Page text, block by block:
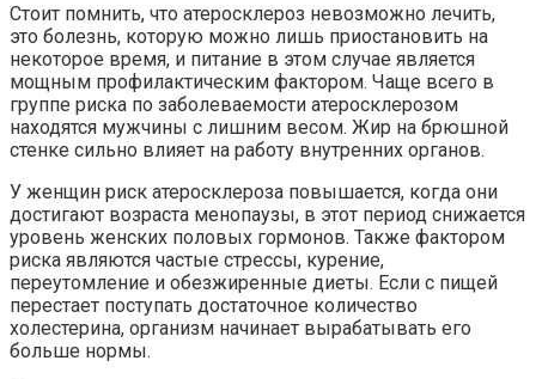
Стоит помнить, что атеросклероз невозможно лечить,
это болезнь, которую можно лишь приостановить на
некоторое время, и питание в этом случае является
мощным профилактическим фактором. Чаще всего в
группе риска по заболеваемости атеросклерозом
находятся мужчины с лишним весом. Жир на брюшной
стенке сильно влияет на работу внутренних органов.
У женщин риск атеросклероза повышается, когда они
достигают возраста менопаузы, в этот период снижается
уровень женских половых гормонов. Также фактором
риска являются частые стрессы, курение,
переутомление и обезжиренные диеты. Если с пищей
перестает поступать достаточное количество
холестерина, организм начинает вырабатывать его
больше нормы.